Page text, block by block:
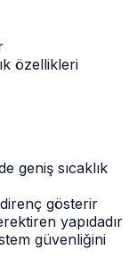
özellikleri
geniş sıcaklık
gösterir
yapıdadır
güvenliğini